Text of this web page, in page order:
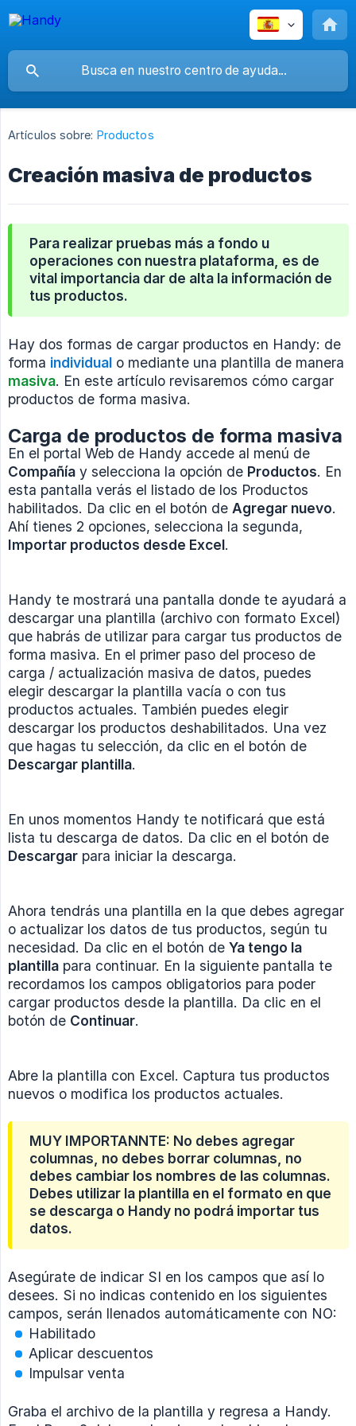
Artículos sobre: Productos
Creación masiva de productos
Para realizar pruebas más a fondo u
operaciones con nuestra plataforma, es de
vital importancia dar de alta la información de
tus productos.
Hay dos formas de cargar productos en Handy: de
forma individual o mediante una plantilla de manera
masiva. En este artículo revisaremos cómo cargar
productos de forma masiva.
Carga de productos de forma masiva
En el portal Web de Handy accede al menú de
Compañía y selecciona la opción de Productos. En
esta pantalla verás el listado de los Productos
habilitados. Da clic en el botón de Agregar nuevo.
Ahí tienes 2 opciones, selecciona la segunda,
Importar productos desde Excel.
Handy te mostrará una pantalla donde te ayudará a
descargar una plantilla (archivo con formato Excel)
que habrás de utilizar para cargar tus productos de
forma masiva. En el primer paso del proceso de
carga / actualización masiva de datos, puedes
elegir descargar la plantilla vacía o con tus
productos actuales. También puedes elegir
descargar los productos deshabilitados. Una vez
que hagas tu selección, da clic en el botón de
Descargar plantilla.
En unos momentos Handy te notificará que está
lista tu descarga de datos. Da clic en el botón de
Descargar para iniciar la descarga.
Ahora tendrás una plantilla en la que debes agregar
o actualizar los datos de tus productos, según tu
necesidad. Da clic en el botón de Ya tengo la
plantilla para continuar. En la siguiente pantalla te
recordamos los campos obligatorios para poder
cargar productos desde la plantilla. Da clic en el
botón de Continuar.
Abre la plantilla con Excel. Captura tus productos
nuevos o modifica los productos actuales.
MUY IMPORTANNTE: No debes agregar
columnas, no debes borrar columnas, no
debes cambiar los nombres de las columnas.
Debes utilizar la plantilla en el formato en que
se descarga o Handy no podrá importar tus
datos.
Asegúrate de indicar SI en los campos que así lo
desees. Si no indicas contenido en los siguientes
campos, serán llenados automáticamente con NO:
Habilitado
Aplicar descuentos
Impulsar venta
Graba el archivo de la plantilla y regresa a Handy.